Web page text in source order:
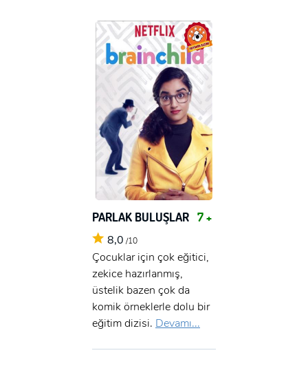
PARLAK BULUŞLAR 7 +
8,0 /10
Çocuklar için çok eğitici,
zekice hazırlanmış,
üstelik bazen çok da
komik örneklerle dolu bir
eğitim dizisi. Devamı...